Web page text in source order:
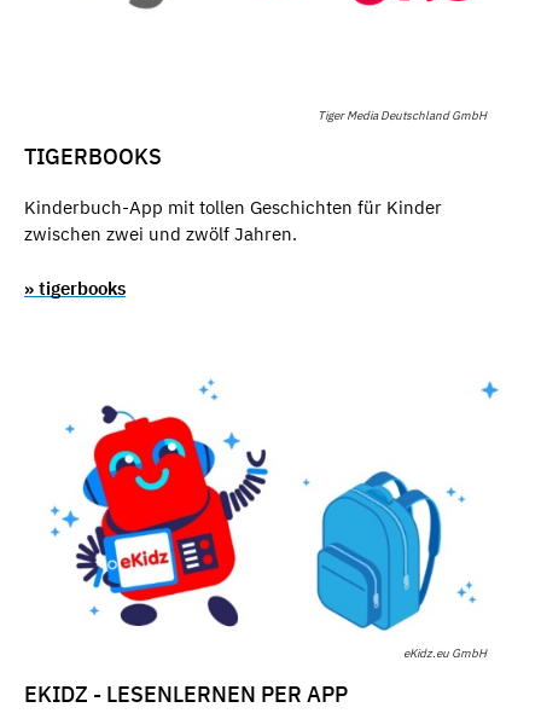
Tiger Media Deutschland GmbH
TIGERBOOKS
Kinderbuch-App mit tollen Geschichten für Kinder
zwischen zwei und zwölf Jahren.
» tigerbooks
eKidz.eu GmbH
EKIDZ - LESENLERNEN PER APP